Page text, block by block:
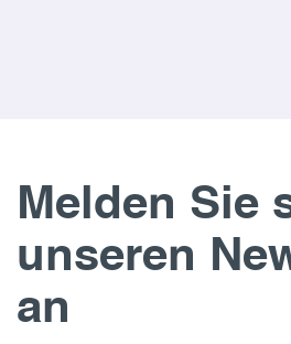
Melden Sie
unseren
an